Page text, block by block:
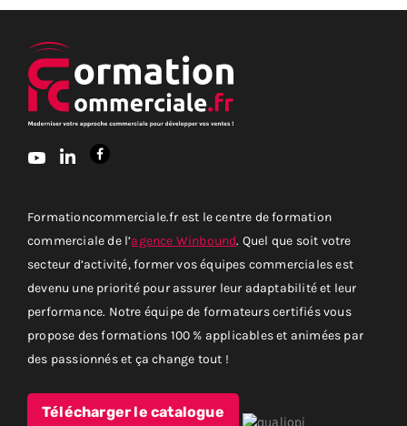
Formationcommerciale.fr est le centre de formation
commerciale de l’agence Winbound. Quel que soit votre
secteur d’activité, former vos équipes commerciales est
devenu une priorité pour assurer leur adaptabilité et leur
performance. Notre équipe de formateurs certifiés vous
propose des formations 100 % applicables et animées par
des passionnés et ça change tout !
Télécharger le catalogue